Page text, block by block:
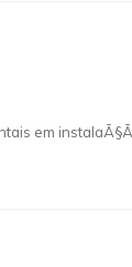
em